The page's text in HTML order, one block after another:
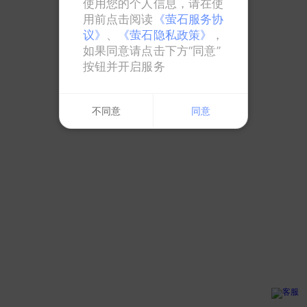
使用您的个人信息，请在使
用前点击阅读 《萤石服务协
议》 、 《萤石隐私政策》
，
如果同意请点击下方“同意”
按钮并开启服务
不同意 同意